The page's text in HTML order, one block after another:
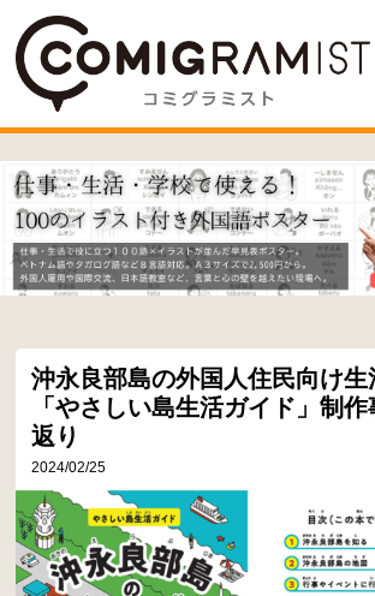
沖永良部島の外国人住民向け生
「やさしい島生活ガイド」制作
返り
2024/02/25